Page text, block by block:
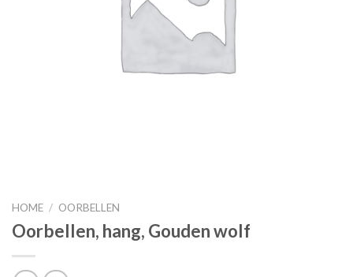
HOME / OORBELLEN
Oorbellen, hang, Gouden wolf